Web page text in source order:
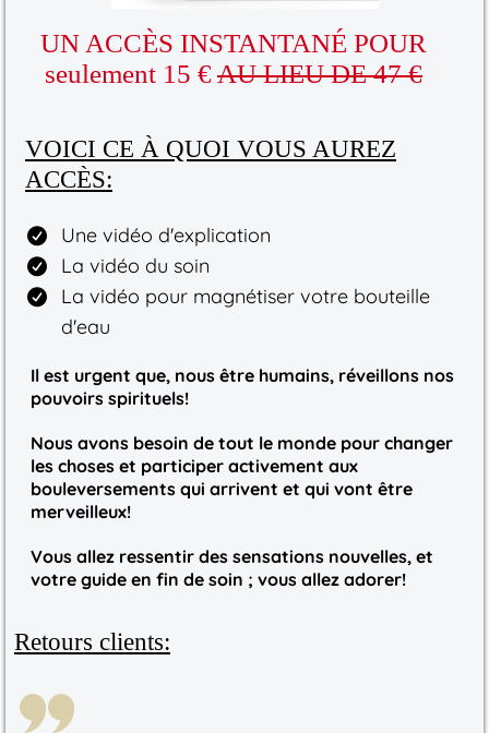
UN ACCÈS INSTANTANÉ POUR
seulement 15 €AU LIEU DE 47 €
VOICI CE À QUOI VOUS AUREZ
ACCÈS:
Une vidéo d'explication
La vidéo du soin
La vidéo pour magnétiser votre bouteille
d'eau
Il est urgent que, nous être humains, réveillons nos
pouvoirs spirituels!
Nous avons besoin de tout le monde pour changer
les choses et participer activement aux
bouleversements qui arrivent et qui vont être
merveilleux!
Vous allez ressentir des sensations nouvelles, et
votre guide en fin de soin ; vous allez adorer!
Retours clients: